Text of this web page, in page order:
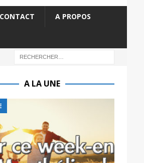
CONTACT A PROPOS
A LA UNE